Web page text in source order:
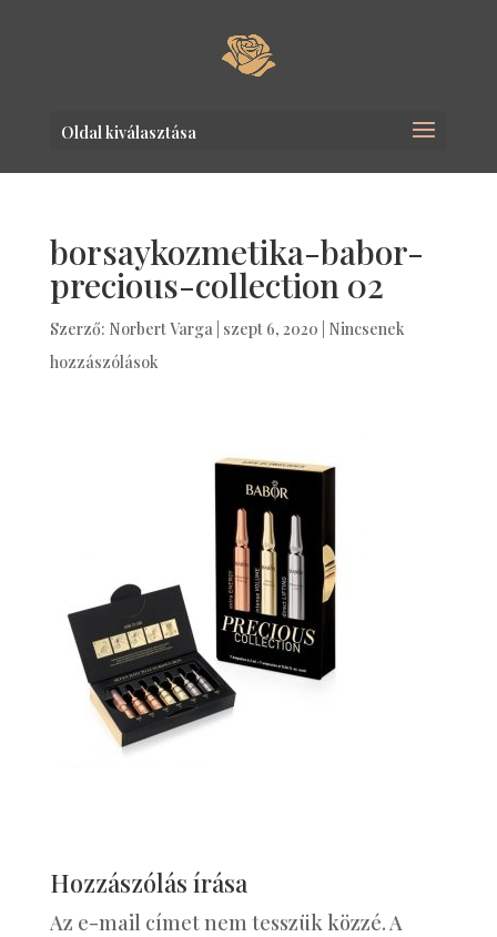
Oldal kiválasztása
borsaykozmetika-babor-
precious-collection 02
Szerző: Norbert Varga| szept 6, 2020 Nincsenek
hozzászólások
Hozzászólás írása
Az e-mail címet nem tesszük közzé.A